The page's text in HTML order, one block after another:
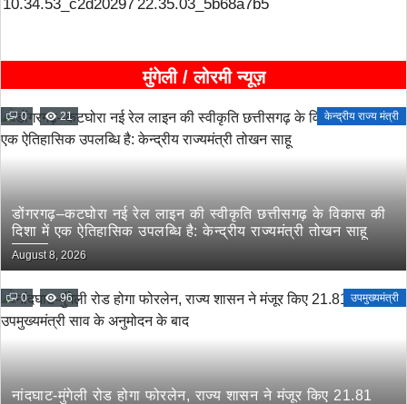
मुंगेली / लोरमी न्यूज़
0 21 केन्द्रीय राज्य मंत्री
डोंगरगढ़–कटघोरा नई रेल लाइन की स्वीकृति छत्तीसगढ़ के विकास की
दिशा में एक ऐतिहासिक उपलब्धि है: केन्द्रीय राज्यमंत्री तोखन साहू
August 8, 2026
0 96 उपमुख्यमंत्री
नांदघाट-मुंगेली रोड होगा फोरलेन, राज्य शासन ने मंजूर किए 21.81